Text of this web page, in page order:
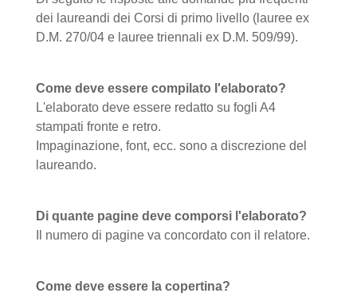
dei laureandi dei Corsi di primo livello (lauree ex
D.M. 270/04 e lauree triennali ex D.M. 509/99).
Come deve essere compilato l'elaborato?
L'elaborato deve essere redatto su fogli A4
stampati fronte e retro.
Impaginazione, font, ecc. sono a discrezione del
laureando.
Di quante pagine deve comporsi l'elaborato?
Il numero di pagine va concordato con il relatore.
Come deve essere la copertina?